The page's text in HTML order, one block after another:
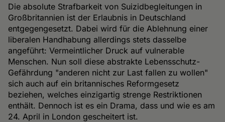
Die absolute Strafbarkeit von Suizidbegleitungen in
Großbritannien ist der Erlaubnis in Deutschland
entgegengesetzt. Dabei wird für die Ablehnung einer
liberalen Handhabung allerdings stets dasselbe
angeführt: Vermeintlicher Druck auf vulnerable
Menschen. Nun soll diese abstrakte Lebensschutz-
Gefährdung "anderen nicht zur Last fallen zu wollen"
sich auch auf ein britannisches Reformgesetz
beziehen, welches einzigartig strenge Restriktionen
enthält. Dennoch ist es ein Drama, dass und wie es am
24. April in London gescheitert ist.